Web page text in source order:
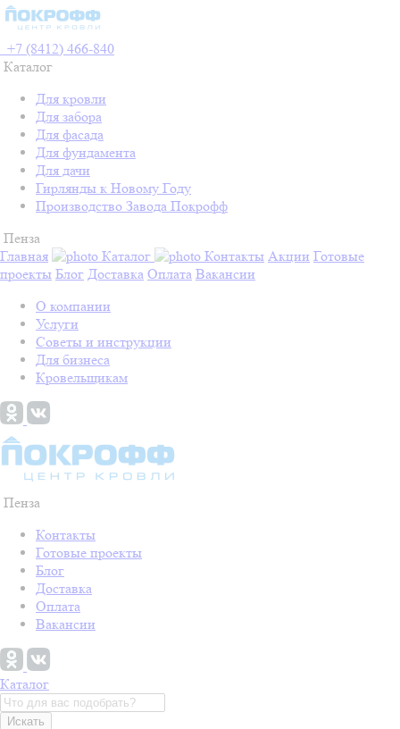
+7 (8412) 466-840
Каталог
Для кровли
Для забора
Для фасада
Для фундамента
Для дачи
Гирлянды к Новому Году
Производство Завода Покрофф
Пенза
Главная
Каталог Контакты Акции Готовые
проекты Блог Доставка Оплата Вакансии
О компании
Услуги
Советы и инструкции
Для бизнеса
Кровельщикам
Пенза
Контакты
Готовые проекты
Блог
Доставка
Оплата
Вакансии
Каталог
Искать